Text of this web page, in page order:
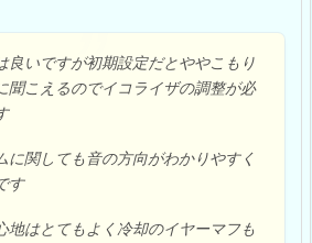
良いですが初期設定だとややこもり
聞こえるのでイコライザの調整が必
に関しても音の方向がわかりやすく
す
地はとてもよく冷却のイヤーマフも